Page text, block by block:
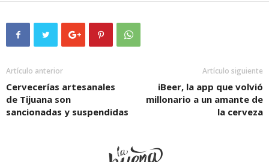
Artículo anterior
Cervecerías artesanales
de Tijuana son
sancionadas y suspendidas
Artículo siguiente
iBeer, la app que volvió
millonario a un amante de
la cerveza